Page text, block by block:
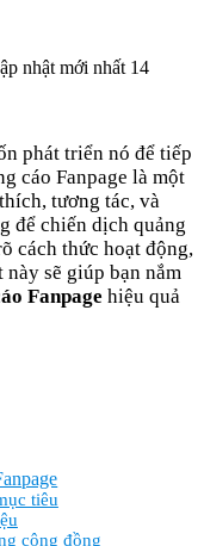
nhật mới nhất 14
phát triển nó để tiếp
cáo Fanpage là một
tương tác, và
để chiến dịch quảng
cách thức hoạt động,
sẽ giúp bạn nắm
Fanpage hiệu quả
tiêu
cộng đồng